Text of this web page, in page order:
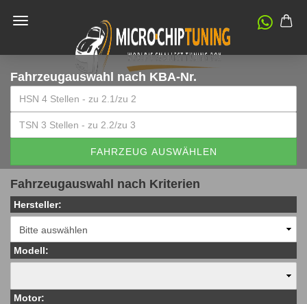
Fahrzeugauswahl nach KBA-Nr.
FAHRZEUG AUSWÄHLEN
Fahrzeugauswahl nach Kriterien
Hersteller:
Modell:
Motor: